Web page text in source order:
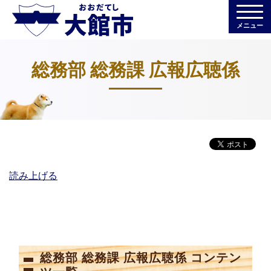
メニュー
総務部 総務課 広報広聴係
読み上げる
総務部 総務課 広報広聴係 コンテン